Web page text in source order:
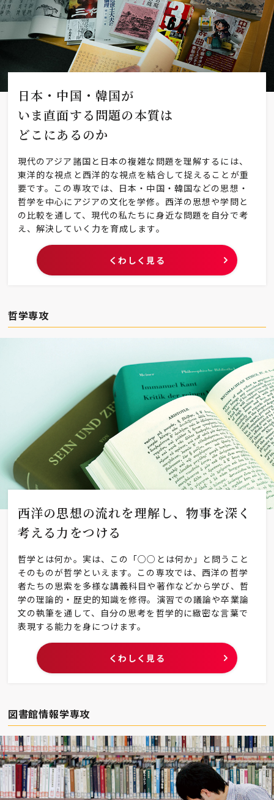
日本・中国・韓国が
いま直面する問題の本質は
どこにあるのか
現代のアジア諸国と日本の複雑な問題を理解するには、
東洋的な視点と西洋的な視点を結合して捉えることが重
要です。この専攻では、日本・中国・韓国などの思想・
哲学を中心にアジアの文化を学修。西洋の思想や学問と
の比較を通して、現代の私たちに身近な問題を自分で考
え、解決していく力を育成します。
くわしく見る
哲学専攻
西洋の思想の流れを理解し、物事を深く
考える力をつける
哲学とは何か。実は、この「○○とは何か」と問うこと
そのものが哲学といえます。この専攻では、西洋の哲学
者たちの思索を多様な講義科目や著作などから学び、哲
学の理論的・歴史的知識を修得。演習での議論や卒業論
文の執筆を通して、自分の思考を哲学的に緻密な言葉で
表現する能力を身につけます。
くわしく見る
図書館情報学専攻